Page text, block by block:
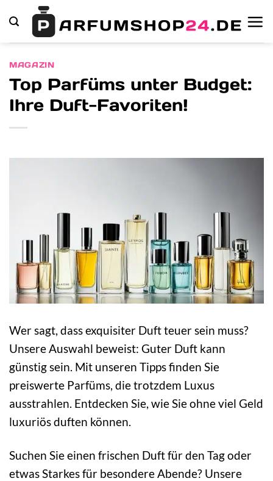
Inhalt
springen
MAGAZIN
Top Parfüms unter Budget:
Ihre Duft-Favoriten!
Wer sagt, dass exquisiter Duft teuer sein muss?
Unsere Auswahl beweist: Guter Duft kann
günstig sein. Mit unseren Tipps finden Sie
preiswerte Parfüms, die trotzdem Luxus
ausstrahlen. Entdecken Sie, wie Sie ohne viel Geld
luxuriös duften können.
Suchen Sie einen frischen Duft für den Tag oder
etwas Starkes für besondere Abende? Unsere